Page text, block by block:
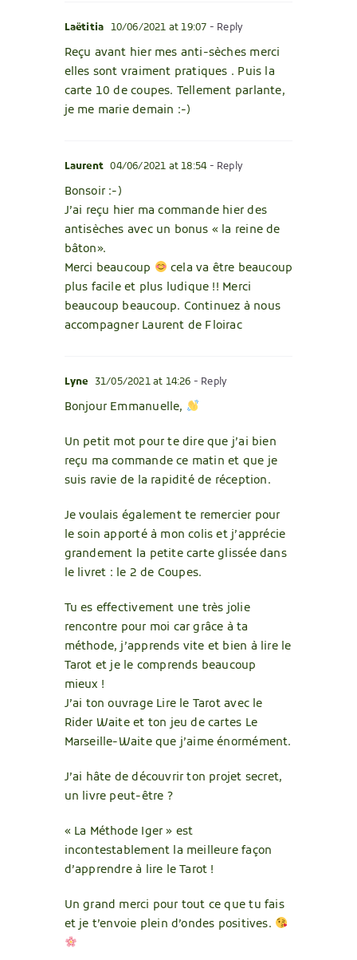
Laëtitia 10/06/2021 at 19:07 - Reply
Reçu avant hier mes anti-sèches merci
elles sont vraiment pratiques . Puis la
carte 10 de coupes. Tellement parlante,
je me marie demain :-)
Laurent 04/06/2021 at 18:54- Reply
Bonsoir :-)
J’ai reçu hier ma commande hier des
antisèches avec un bonus « la reine de
bâton».
Merci beaucoup
cela va être beaucoup
plus facile et plus ludique !! Merci
beaucoup beaucoup. Continuez à nous
accompagner Laurent de Floirac
Lyne 31/05/2021 at 14:26 - Reply
Bonjour Emmanuelle,
Un petit mot pour te dire que j’ai bien
reçu ma commande ce matin et que je
suis ravie de la rapidité de réception.
Je voulais également te remercier pour
le soin apporté à mon colis et j’apprécie
grandement la petite carte glissée dans
le livret : le 2 de Coupes.
Tu es effectivement une très jolie
rencontre pour moi car grâce à ta
méthode, j’apprends vite et bien à lire le
Tarot et je le comprends beaucoup
mieux !
J’ai ton ouvrage Lire le Tarot avec le
Rider Waite et ton jeu de cartes Le
Marseille-Waite que j’aime énormément.
J’ai hâte de découvrir ton projet secret,
un livre peut-être ?
« La Méthode Iger » est
incontestablement la meilleure façon
d’apprendre à lire le Tarot !
Un grand merci pour tout ce que tu fais
et je t’envoie plein d’ondes positives.